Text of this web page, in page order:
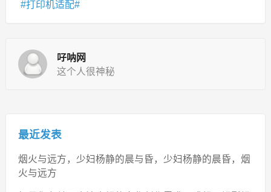
打印机适配
吇呐网
这个人很神秘
最近发表
烟火与远方，少妇杨静的晨与昏，少妇杨静的晨昏，烟
火与远方